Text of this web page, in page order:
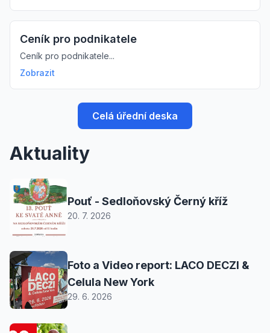
Ceník pro podnikatele
Ceník pro podnikatele...
Zobrazit
Celá úřední deska
Aktuality
Pouť - Sedloňovský Černý kříž
20. 7. 2026
Foto a Video report: LACO DECZI &
Celula New York
29. 6. 2026